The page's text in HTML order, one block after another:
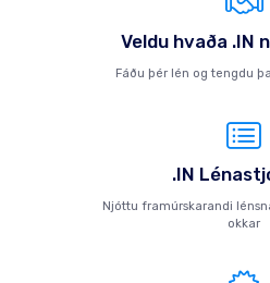
Veldu hvaða .IN
Fáðu þér lén og tengdu
.IN
Njóttu framúrskarandi
okkar